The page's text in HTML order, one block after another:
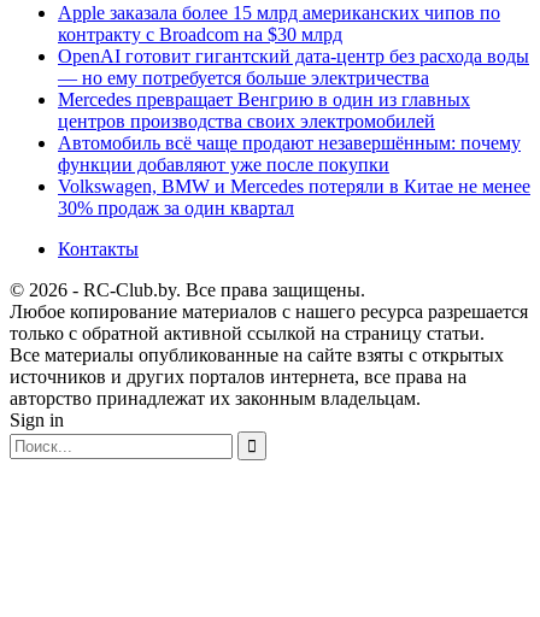
Apple заказала более 15 млрд американских чипов по
контракту с Broadcom на $30 млрд
OpenAI готовит гигантский дата-центр без расхода воды
— но ему потребуется больше электричества
Mercedes превращает Венгрию в один из главных
центров производства своих электромобилей
Автомобиль всё чаще продают незавершённым: почему
функции добавляют уже после покупки
Volkswagen, BMW и Mercedes потеряли в Китае не менее
30% продаж за один квартал
Контакты
© 2026 - RC-Club.by. Все права защищены.
Любое копирование материалов с нашего ресурса разрешается
только с обратной активной ссылкой на страницу статьи.
Все материалы опубликованные на сайте взяты с открытых
источников и других порталов интернета, все права на
авторство принадлежат их законным владельцам.
Sign in